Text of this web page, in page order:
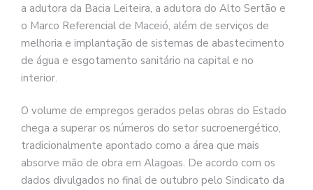
a adutora da Bacia Leiteira, a adutora do Alto Sertão e
o Marco Referencial de Maceió, além de serviços de
melhoria e implantação de sistemas de abastecimento
de água e esgotamento sanitário na capital e no
interior.
O volume de empregos gerados pelas obras do Estado
chega a superar os números do setor sucroenergético,
tradicionalmente apontado como a área que mais
absorve mão de obra em Alagoas. De acordo com os
dados divulgados no final de outubro pelo Sindicato da